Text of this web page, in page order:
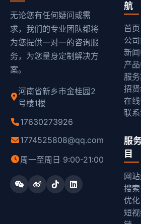
无论您有任何疑问或需
求，我们的专业团队都将
为您提供一对一的咨询服
务，为您量身定制解决方
案。
河南省新乡市金桂园2
号楼1楼
17630273926
1774525808@qq.com
周一至周日 9:00-21:00
航
首页
公
新
产
服
招
在
联
服
目
网
搜
优化
短